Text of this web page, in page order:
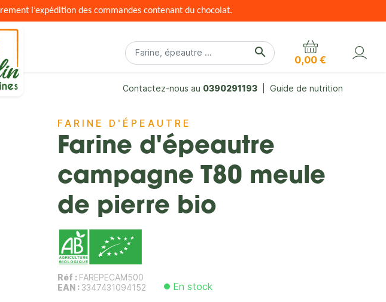
l’expédition des commandes contenant du chocolat.
search
0,00 €
Contactez-nous au 0390291193 Guide de nutrition
FARINE D'ÉPEAUTRE
Farine d'épeautre
campagne T80 meule
de pierre bio
Réf : FAREPECAM500
EAN : 3347431094152
En stock